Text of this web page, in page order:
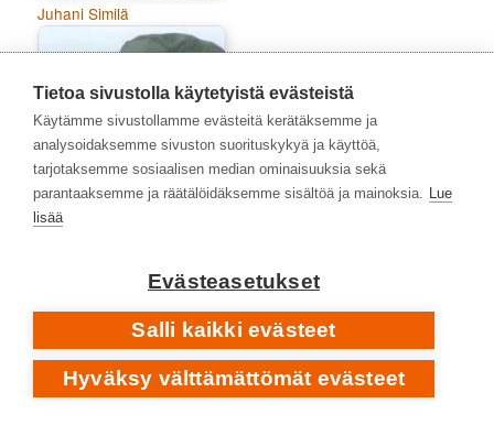
Juhani Similä
Tietoa sivustolla käytetyistä evästeistä
Käytämme sivustollamme evästeitä kerätäksemme ja
analysoidaksemme sivuston suorituskykyä ja käyttöä,
tarjotaksemme sosiaalisen median ominaisuuksia sekä
parantaaksemme ja räätälöidäksemme sisältöä ja mainoksia. Lue
lisää
Evästeasetukset
Salli kaikki evästeet
Hyväksy välttämättömät evästeet